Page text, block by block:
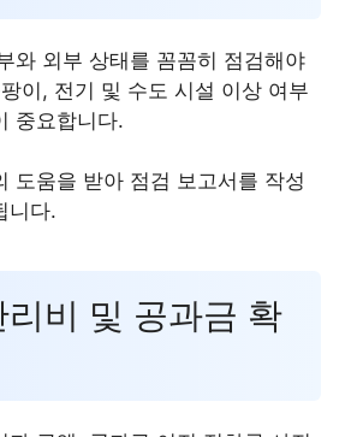
와 외부 상태를 꼼꼼히 점검해야
이, 전기 및 수도 시설 이상 여부
중요합니다.
도움을 받아 점검 보고서를 작성
니다.
비 및 공과금 확